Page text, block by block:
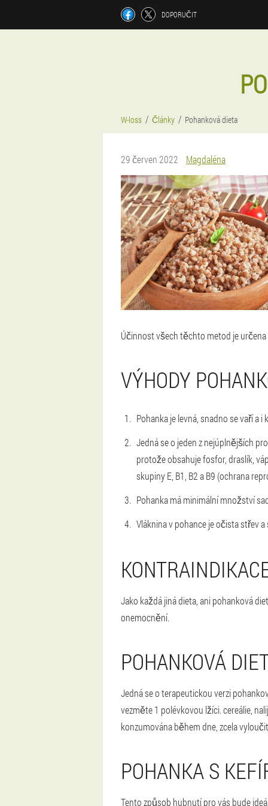
DOPORUČIT
W-loss Články Pohanková dieta
29 červen 2022 Magdaléna
Účinnost všech těchto metod je
VÝHODY
Pohanka je levná, snadno se vaří
Jedná se o jeden z nejúplnějších
protože obsahuje fosfor, draslík,
skupiny E, B1, B2 a B9 (ochrana
Pohanka má minimální množství
Vláknina v pohance je očista střev
Jako každá jiná dieta, ani pohanková
onemocnění.
POHANKOVÁ
Jedná se o terapeutickou verzi
vezměte 1 polévkovou lžíci. cereálie,
konzumována během dne, zcela
POHANKA S
Tento způsob hubnutí pro vás bude